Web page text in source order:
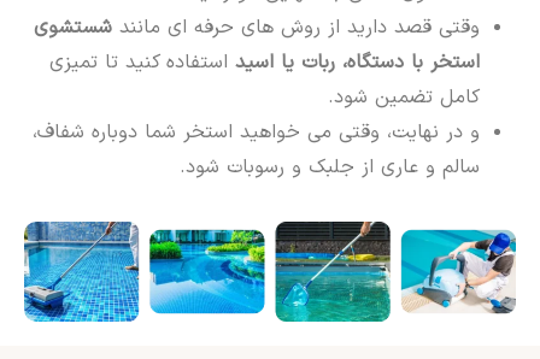
وقتی قصد دارید از روش های حرفه ای مانند شستشوی
استخر با دستگاه، ربات یا اسیداستفاده کنید تا تمیزی
کامل تضمین شود.
و در نهایت، وقتی می خواهید استخر شما دوباره شفاف،
سالم و عاری از جلبک و رسوبات شود.